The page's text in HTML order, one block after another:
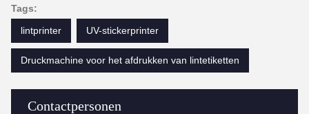
Contactpersonen
Tags:
lintprinter
UV-stickerprinter
Druckmachine voor het afdrukken van lintetiketten